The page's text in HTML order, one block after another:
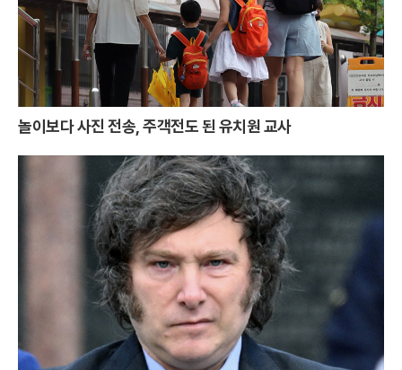
놀이보다 사진 전송, 주객전도 된 유치원 교사